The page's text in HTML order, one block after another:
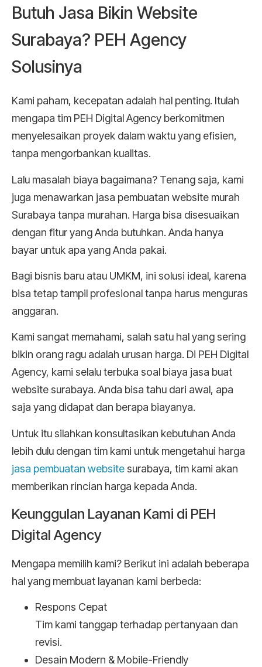
Butuh Jasa Bikin Website
Surabaya? PEH Agency
Solusinya
Kami paham, kecepatan adalah hal penting. Itulah
mengapa tim PEH Digital Agency berkomitmen
menyelesaikan proyek dalam waktu yang efisien,
tanpa mengorbankan kualitas.
Lalu masalah biaya bagaimana? Tenang saja, kami
juga menawarkan jasa pembuatan website murah
Surabaya tanpa murahan. Harga bisa disesuaikan
dengan fitur yang Anda butuhkan. Anda hanya
bayar untuk apa yang Anda pakai.
Bagi bisnis baru atau UMKM, ini solusi ideal, karena
bisa tetap tampil profesional tanpa harus menguras
anggaran.
Kami sangat memahami, salah satu hal yang sering
bikin orang ragu adalah urusan harga. Di PEH Digital
Agency, kami selalu terbuka soal biaya jasa buat
website surabaya. Anda bisa tahu dari awal, apa
saja yang didapat dan berapa biayanya.
Untuk itu silahkan konsultasikan kebutuhan Anda
lebih dulu dengan tim kami untuk mengetahui harga
jasa pembuatan websitesurabaya, tim kami akan
memberikan rincian harga kepada Anda.
Keunggulan Layanan Kami di PEH
Digital Agency
Mengapa memilih kami? Berikut ini adalah beberapa
hal yang membuat layanan kami berbeda:
Respons Cepat
Tim kami tanggap terhadap pertanyaan dan
revisi.
Desain Modern & Mobile-Friendly